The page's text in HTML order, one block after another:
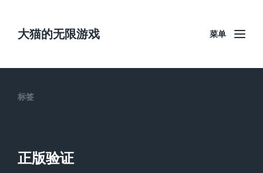
大猫的无限游戏 菜单
标签
正版验证